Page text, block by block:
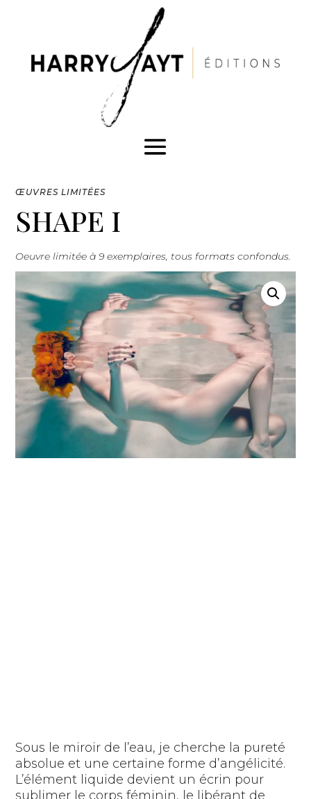
ŒUVRES LIMITÉES
SHAPE I
Oeuvre limitée à 9 exemplaires, tous formats confondus.
Sous le miroir de l’eau, je cherche la pureté
absolue et une certaine forme d’angélicité.
L’élément liquide devient un écrin pour
sublimer le corps féminin, le libérant de